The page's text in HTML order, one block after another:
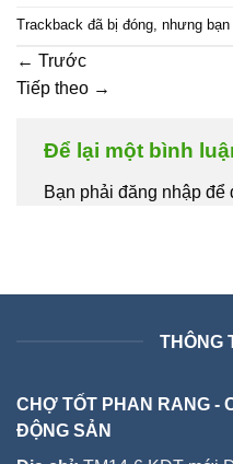
Trackback đã bị đóng, nhưng
← Trước
Tiếp theo →
Để lại một bình
Bạn phải đăng nhập để
THÔNG
CHỢ TỐT PHAN RANG -
ĐỘNG SẢN